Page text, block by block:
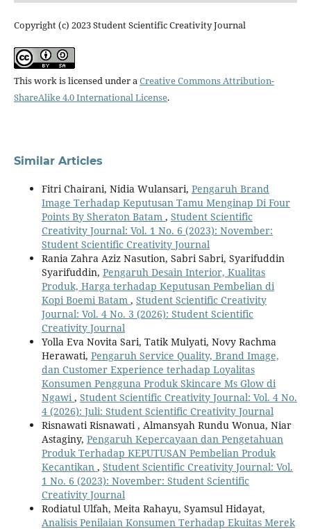
Copyright (c) 2023 Student Scientific Creativity Journal
This work is licensed under a Creative Commons Attribution-
ShareAlike 4.0 International License.
Similar Articles
Fitri Chairani, Nidia Wulansari, Pengaruh Brand
Image Terhadap Keputusan Tamu Menginap Di Four
Points By Sheraton Batam , Student Scientific
Creativity Journal: Vol. 1 No. 6 (2023): November:
Student Scientific Creativity Journal
Rania Zahra Aziz Nasution, Sabri Sabri, Syarifuddin
Syarifuddin, Pengaruh Desain Interior, Kualitas
Produk, Harga terhadap Keputusan Pembelian di
Kopi Boemi Batam , Student Scientific Creativity
Journal: Vol. 4 No. 3 (2026): Student Scientific
Creativity Journal
Yolla Eva Novita Sari, Tatik Mulyati, Novy Rachma
Herawati, Pengaruh Service Quality, Brand Image,
dan Customer Experience terhadap Loyalitas
Konsumen Pengguna Produk Skincare Ms Glow di
Ngawi , Student Scientific Creativity Journal: Vol. 4 No.
4 (2026): Juli: Student Scientific Creativity Journal
Risnawati Risnawati , Almansyah Rundu Wonua, Niar
Astaginy, Pengaruh Kepercayaan dan Pengetahuan
Produk Terhadap KEPUTUSAN Pembelian Produk
Kecantikan , Student Scientific Creativity Journal: Vol.
1 No. 6 (2023): November: Student Scientific
Creativity Journal
Rodiatul Ulfah, Meita Rahayu, Syamsul Hidayat,
Analisis Penilaian Konsumen Terhadap Ekuitas Merek